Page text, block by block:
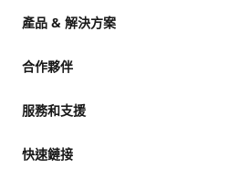
產品 & 解決方案
合作夥伴
服務和支援
快速鏈接